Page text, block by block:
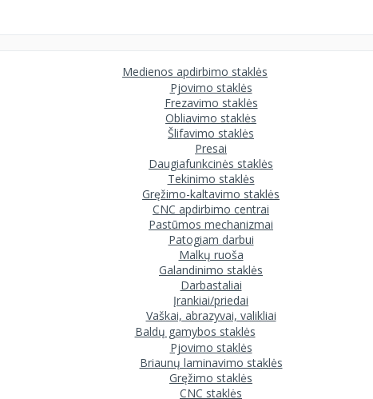
Medienos apdirbimo staklės
Pjovimo staklės
Frezavimo staklės
Obliavimo staklės
Šlifavimo staklės
Presai
Daugiafunkcinės staklės
Tekinimo staklės
Gręžimo-kaltavimo staklės
CNC apdirbimo centrai
Pastūmos mechanizmai
Patogiam darbui
Malkų ruoša
Galandinimo staklės
Darbastaliai
Įrankiai/priedai
Vaškai, abrazyvai, valikliai
Baldų gamybos staklės
Pjovimo staklės
Briaunų laminavimo staklės
Gręžimo staklės
CNC staklės